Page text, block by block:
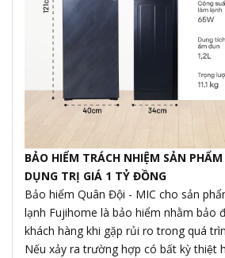
BẢO HIỂM TRÁCH NHIỆM SẢN
DỤNG TRỊ GIÁ 1 TỶ ĐỒNG
Bảo hiểm Quân Đội - MIC cho sản
lạnh Fujihome là bảo hiểm nhằm bảo
khách hàng khi gặp rủi ro trong quá
Nếu xảy ra trường hợp có bất kỳ thiệt